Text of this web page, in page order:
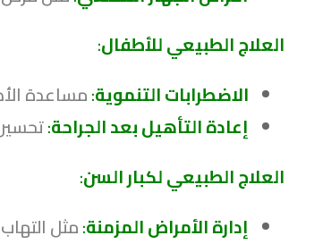
العلاج الطبيعي للأطفال:
الاضطرابات التنموية:مساعدة
إعادة التأهيل بعد الجراحة:
العلاج الطبيعي لكبار السن:
إدارة الأمراض المزمنة:مثل